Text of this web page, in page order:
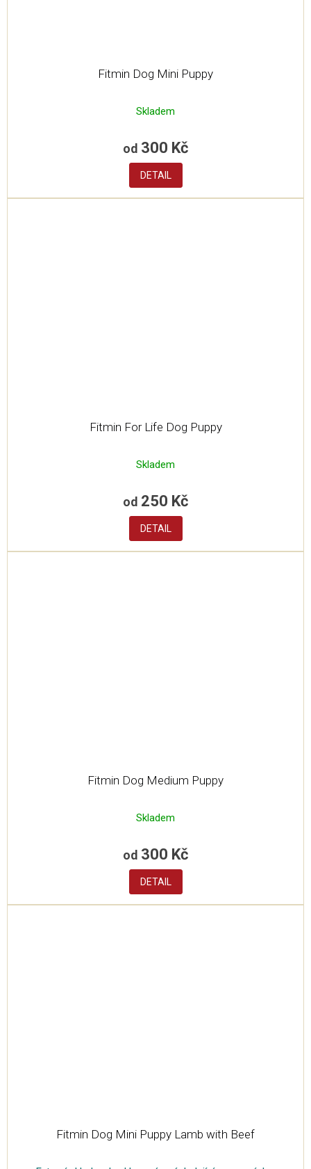
Fitmin Dog Mini Puppy
Skladem
od 300 Kč
DETAIL
Fitmin For Life Dog Puppy
Skladem
od 250 Kč
DETAIL
Fitmin Dog Medium Puppy
Skladem
od 300 Kč
DETAIL
Fitmin Dog Mini Puppy Lamb with Beef